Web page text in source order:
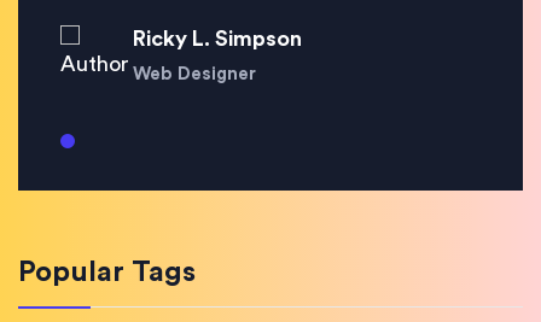
Ricky L. Simpson
Web Designer
Popular Tags